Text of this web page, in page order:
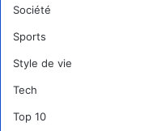
Société
Sports
Style de vie
Tech
Top 10